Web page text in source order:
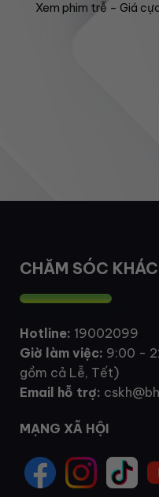
Xem phim trễ – Giá
CHĂM SÓC
Hotline: 19002099
Giờ làm việc: 9:00 -
gồm cả Lễ, Tết)
Email hỗ trợ:
MẠNG XÃ HỘI